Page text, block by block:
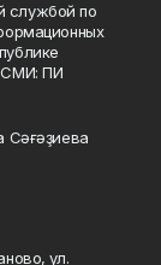
службой по
СМИ: ПИ
Сәғәҙиева
ул.